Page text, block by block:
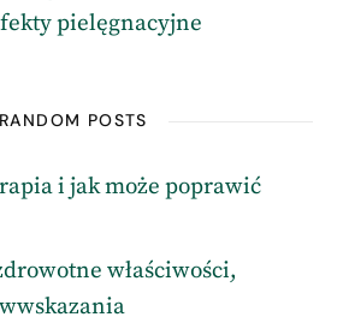
pielęgnacyjne
RANDOM POSTS
i jak może poprawić
właściwości,